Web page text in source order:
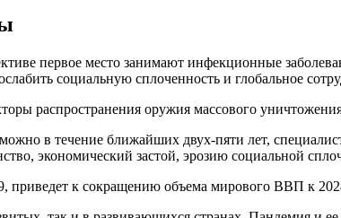
первое место занимают инфекционные
социальную сплоченность и глобальное
распространения оружия массового
в течение ближайших двух-пяти лет,
экономический застой, эрозию социальной
к сокращению объема мирового ВВП к